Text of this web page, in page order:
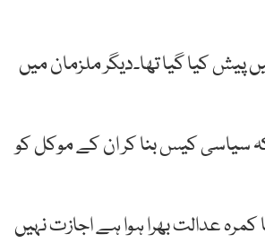
میں پیش کیا گیا تھا۔دیگر ملزمان میں
کہ سیاسی کیس بنا کر ان کے موکل کو
عدالت بھرا ہوا ہے اجازت نہیں